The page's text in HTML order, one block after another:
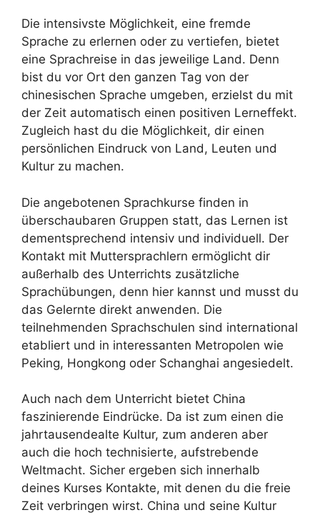
Die intensivste Möglichkeit, eine fremde
Sprache zu erlernen oder zu vertiefen, bietet
eine Sprachreise in das jeweilige Land. Denn
bist du vor Ort den ganzen Tag von der
chinesischen Sprache umgeben, erzielst du mit
der Zeit automatisch einen positiven Lerneffekt.
Zugleich hast du die Möglichkeit, dir einen
persönlichen Eindruck von Land, Leuten und
Kultur zu machen.
Die angebotenen Sprachkurse finden in
überschaubaren Gruppen statt, das Lernen ist
dementsprechend intensiv und individuell. Der
Kontakt mit Muttersprachlern ermöglicht dir
außerhalb des Unterrichts zusätzliche
Sprachübungen, denn hier kannst und musst du
das Gelernte direkt anwenden. Die
teilnehmenden Sprachschulen sind international
etabliert und in interessanten Metropolen wie
Peking, Hongkong oder Schanghai angesiedelt.
Auch nach dem Unterricht bietet China
faszinierende Eindrücke. Da ist zum einen die
jahrtausendealte Kultur, zum anderen aber
auch die hoch technisierte, aufstrebende
Weltmacht. Sicher ergeben sich innerhalb
deines Kurses Kontakte, mit denen du die freie
Zeit verbringen wirst. China und seine Kultur